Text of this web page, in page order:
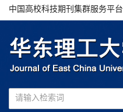
中国高校科技期刊集群服务平台